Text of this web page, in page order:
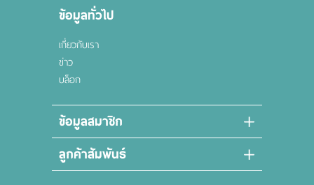
ข้อมูลทั่วไป
เกี่ยวกับเรา
ข่าว
บล็อก
ข้อมูลสมาชิก
ลูกค้าสัมพันธ์